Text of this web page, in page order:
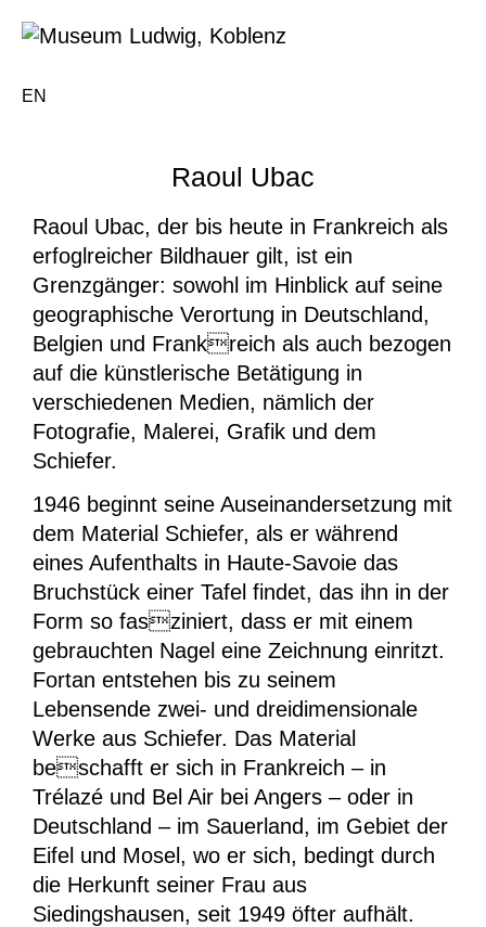
EN
Raoul Ubac
Raoul Ubac, der bis heute in Frankreich als
erfoglreicher Bildhauer gilt, ist ein
Grenzgänger: sowohl im Hinblick auf seine
geographische Verortung in Deutschland,
Belgien und Frankreich als auch bezogen
auf die künstlerische Betätigung in
verschiedenen Medien, nämlich der
Fotografie, Malerei, Grafik und dem
Schiefer.
1946 beginnt seine Auseinandersetzung mit
dem Material Schiefer, als er während
eines Aufenthalts in Haute-Savoie das
Bruchstück einer Tafel findet, das ihn in der
Form so fasziniert, dass er mit einem
gebrauchten Nagel eine Zeichnung einritzt.
Fortan entstehen bis zu seinem
Lebensende zwei- und dreidimensionale
Werke aus Schiefer. Das Material
beschafft er sich in Frankreich – in
Trélazé und Bel Air bei Angers – oder in
Deutschland – im Sauerland, im Gebiet der
Eifel und Mosel, wo er sich, bedingt durch
die Herkunft seiner Frau aus
Siedingshausen, seit 1949 öfter aufhält.